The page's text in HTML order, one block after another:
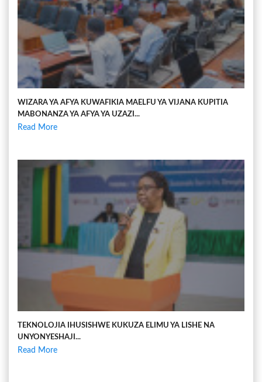
WIZARA YA AFYA KUWAFIKIA MAELFU YA VIJANA KUPITIA
MABONANZA YA AFYA YA UZAZI...
Read More
TEKNOLOJIA IHUSISHWE KUKUZA ELIMU YA LISHE NA
UNYONYESHAJI...
Read More